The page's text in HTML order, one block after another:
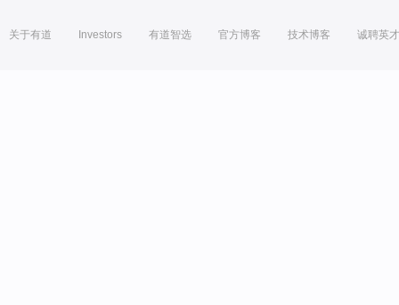
关于有道 Investors 有道智选 官方博客 技术博客 诚聘英才